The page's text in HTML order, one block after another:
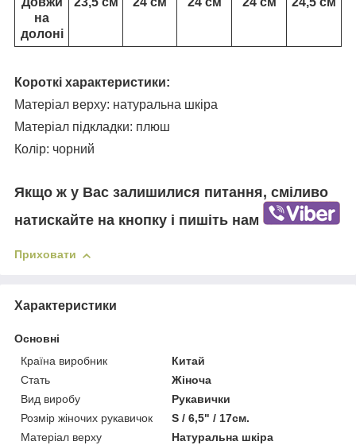
на
долоні
Короткі характеристики:
Матеріал верху: натуральна шкіра
Матеріал підкладки: плюш
Колір: чорний
Якщо ж у Вас залишилися питання, сміливо
натискайте на кнопку і пишіть нам
Приховати
Характеристики
Основні
Країна виробник
Китай
Стать
Жіноча
Вид виробу
Рукавички
Розмір жіночих рукавичок
S / 6,5" / 17см.
Матеріал верху
Натуральна шкіра